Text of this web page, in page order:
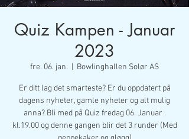
Quiz Kampen - Januar
2023
fre. 06. jan. Bowlinghallen Solør AS
Er ditt lag det smarteste? Er du oppdatert på
dagens nyheter, gamle nyheter og alt mulig
anna? Bli med på Quiz fredag 06. Januar .
kl.19.00 og denne gangen blir det 3 runder (Med